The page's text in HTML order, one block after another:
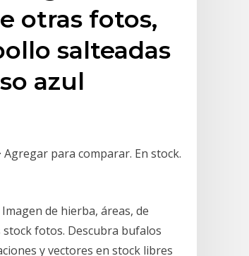
otras fotos,
salteadas
azul
Agregar para comparar. En stock.
de hierba, áreas, de
fotos. Descubra bufalos
y vectores en stock libres